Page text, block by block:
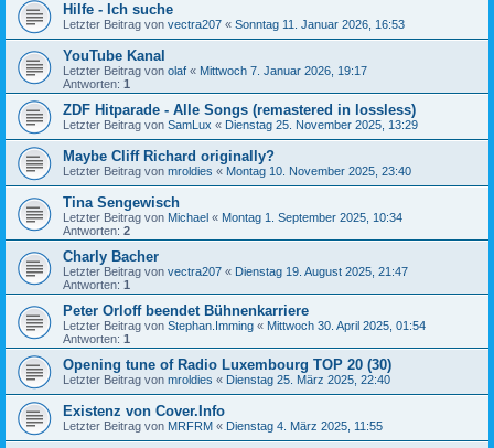
Hilfe - Ich suche
Letzter Beitrag von vectra207 « Sonntag 11. Januar 2026, 16:53
YouTube Kanal
Letzter Beitrag von olaf « Mittwoch 7. Januar 2026, 19:17
Antworten: 1
ZDF Hitparade - Alle Songs (remastered in lossless)
Letzter Beitrag von SamLux « Dienstag 25. November 2025, 13:29
Maybe Cliff Richard originally?
Letzter Beitrag von mroldies « Montag 10. November 2025, 23:40
Tina Sengewisch
Letzter Beitrag von Michael « Montag 1. September 2025, 10:34
Antworten: 2
Charly Bacher
Letzter Beitrag von vectra207 « Dienstag 19. August 2025, 21:47
Antworten: 1
Peter Orloff beendet Bühnenkarriere
Letzter Beitrag von Stephan.Imming « Mittwoch 30. April 2025, 01:54
Antworten: 1
Opening tune of Radio Luxembourg TOP 20 (30)
Letzter Beitrag von mroldies « Dienstag 25. März 2025, 22:40
Existenz von Cover.Info
Letzter Beitrag von MRFRM « Dienstag 4. März 2025, 11:55